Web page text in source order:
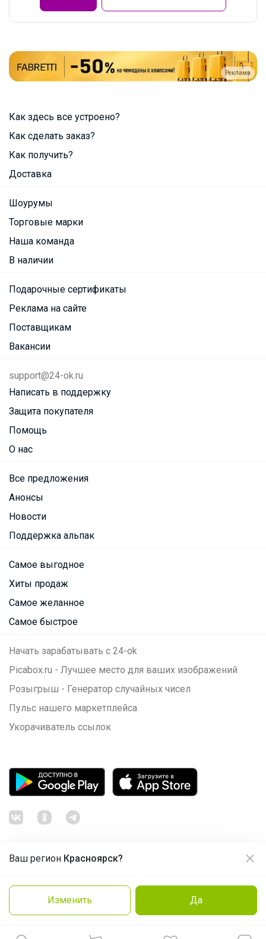
Ваш регион Красноярск?
Изменить Да
Реклама
Как здесь все устроено?
Как сделать заказ?
Как получить?
Доставка
Шоурумы
Торговые марки
Наша команда
В наличии
Подарочные сертификаты
Реклама на сайте
Поставщикам
Вакансии
support@24-ok.ru
Написать в поддержку
Защита покупателя
Помощь
О нас
Все предложения
Анонсы
Новости
Поддержка альпак
Самое выгодное
Хиты продаж
Самое желанное
Самое быстрое
Начать зарабатывать с 24-ok
Picabox.ru - Лучшее место для ваших изображений
Розыгрыш - Генератор случайных чисел
Пульс нашего маркетплейса
Укорачиватель ссылок
Политика конфиденциальности
Cоглашение пользователя
Продолжая использовать этот сайт и нажимая кнопку
Принять